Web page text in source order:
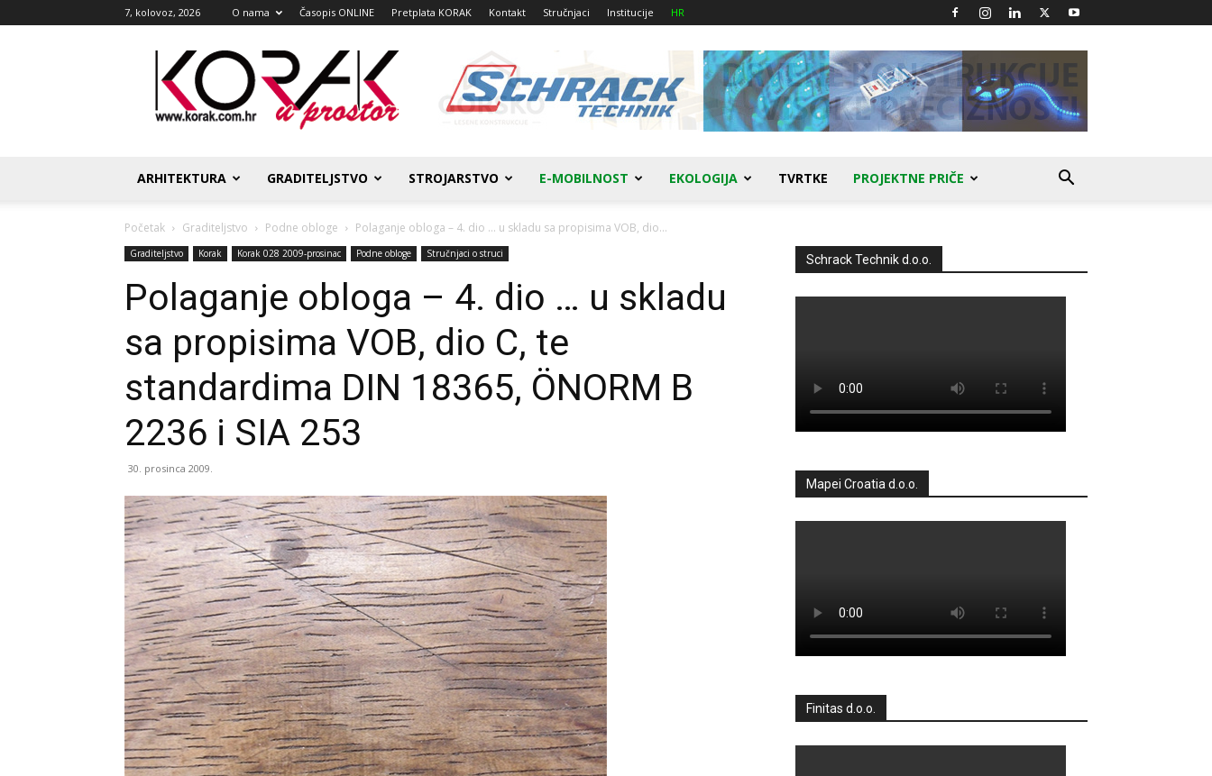
7, kolovoz, 2026 O nama Časopis ONLINE Pretplata KORAK Kontakt Stručnjaci Institucije HR
Korak
u
prostor
ARHITEKTURA GRADITELJSTVO STROJARSTVO E-MOBILNOST EKOLOGIJA TVRTKE PROJEKTNE PRIČE
Početak Graditeljstvo Podne obloge Polaganje obloga – 4. dio … u skladu sa propisima VOB, dio...
Graditeljstvo Korak Korak 028 2009-prosinac Podne obloge Stručnjaci o struci
Polaganje obloga – 4. dio … u skladu
sa propisima VOB, dio C, te
standardima DIN 18365, ÖNORM B
2236 i SIA 253
30. prosinca 2009.
Schrack Technik d.o.o.
Mapei Croatia d.o.o.
Finitas d.o.o.